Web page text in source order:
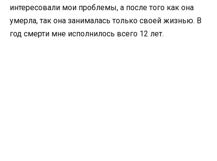
интересовали мои проблемы, а после того как она
умерла, так она занималась только своей жизнью. В
год смерти мне исполнилось всего 12 лет.